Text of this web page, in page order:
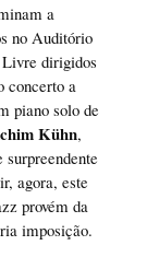
a
no Auditório
dirigidos
concerto a
piano solo de
Kühn,
agora, este
provém da
imposição.